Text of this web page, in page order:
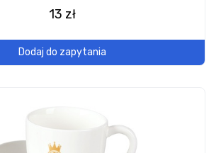
13 zł
Dodaj do zapytania